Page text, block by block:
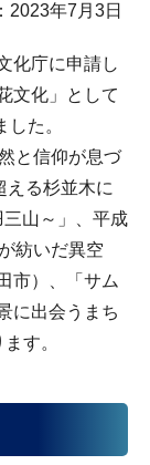
2023年7月3日
化庁に申請し
文化」として
た。
と信仰が息づ
える杉並木に
山～」、平成
紡いだ異空
市）、「サム
に出会うまち
す。